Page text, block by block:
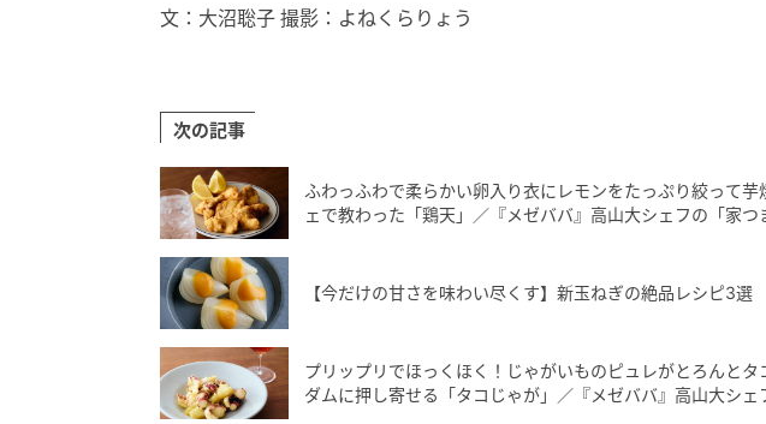
文：大沼聡子 撮影：よねくらりょう
次の記事
ふわっふわで柔らかい卵入り衣にレモンをたっぷり絞って
ェで教わった「鶏天」／『メゼババ』高山大シェフの「家つ
【今だけの甘さを味わい尽くす】新玉ねぎの絶品レシピ3選
プリップリでほっくほく！じゃがいものピュレがとろんと
ダムに押し寄せる「タコじゃが」／『メゼババ』高山大シェ